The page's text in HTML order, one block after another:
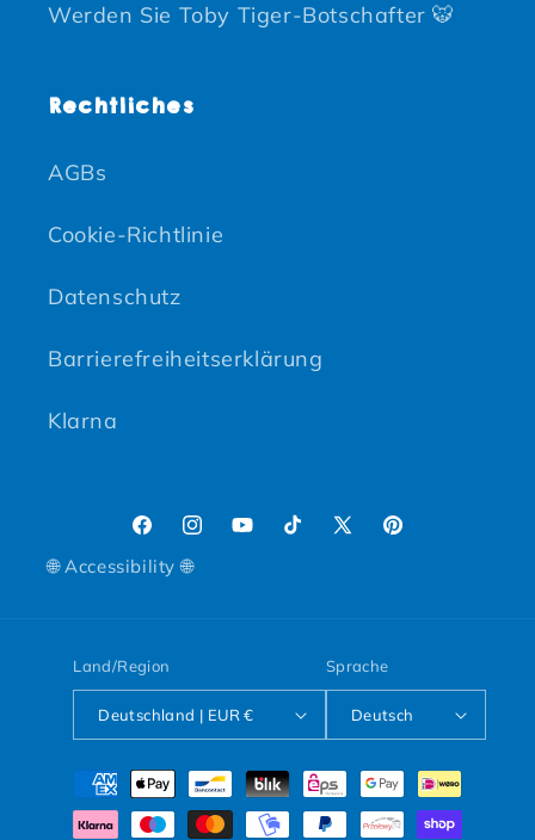
Werden Sie Toby Tiger-Botschafter 🐯
Rechtliches
AGBs
Cookie-Richtlinie
Datenschutz
Barrierefreiheitserklärung
Klarna
FacebookInstagram
YouTubeTikTokX (Twitter)
Pinterest
🌐 Accessibility 🌐
Land/Region
Deutschland | EUR €
Sprache
Deutsch
Zahlungsmethoden